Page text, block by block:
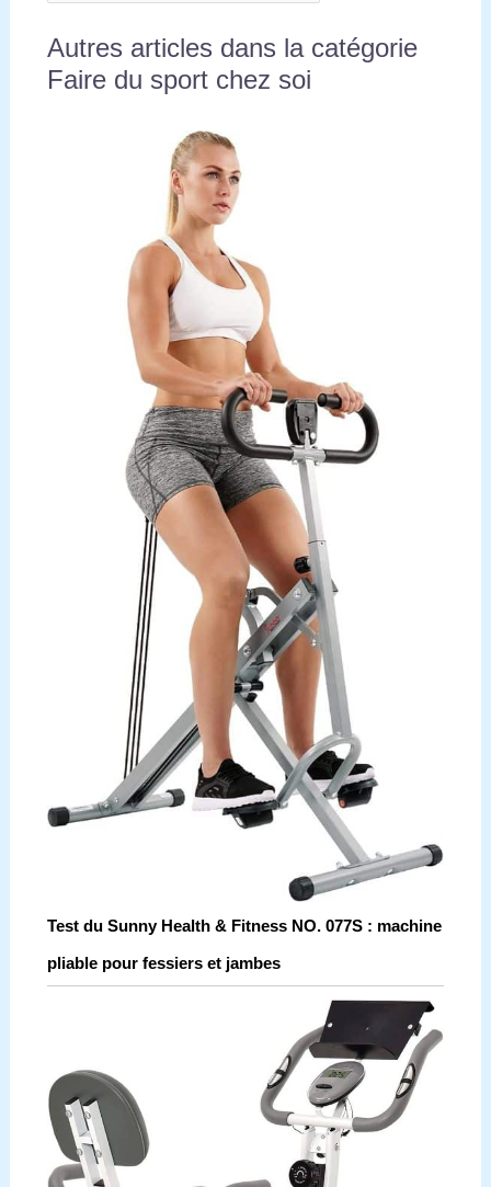
Autres articles dans la catégorie
Faire du sport chez soi
Test du Sunny Health & Fitness NO. 077S : machine
pliable pour fessiers et jambes